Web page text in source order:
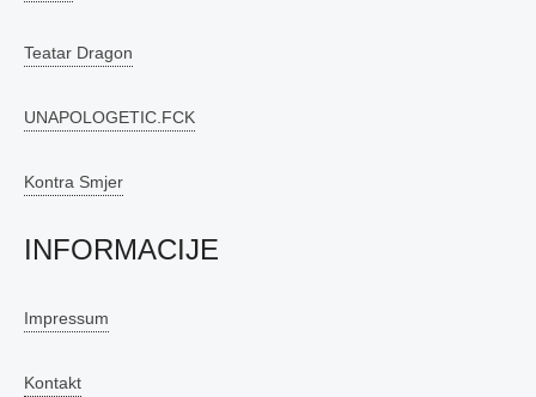
Teatar Dragon
UNAPOLOGETIC.FCK
Kontra Smjer
INFORMACIJE
Impressum
Kontakt